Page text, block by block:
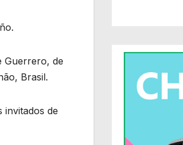
Guerrero, de
Brasil.
invitados de